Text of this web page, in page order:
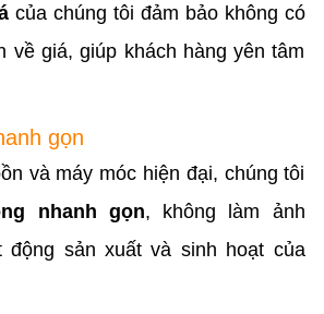
của chúng tôi đảm bảo không có
về giá, giúp khách hàng yên tâm
gọn
và máy móc hiện đại, chúng tôi
nhanh gọn, không làm ảnh
động sản xuất và sinh hoạt của